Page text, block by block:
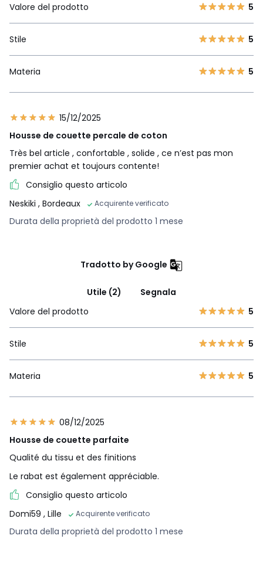
Valore del prodotto
5
Stile 5
Materia 5
15/12/2025
Housse de couette percale de coton
Très bel article , confortable , solide , ce n’est pas mon
premier achat et toujours contente!
Consiglio questo articolo
Neskiki , Bordeaux Acquirente verificato
Durata della proprietà del prodotto 1 mese
Tradotto by Google
Utile (2)
Segnala
Valore del prodotto
5
Stile 5
Materia 5
08/12/2025
Housse de couette parfaite
Qualité du tissu et des finitions
Le rabat est également appréciable.
Consiglio questo articolo
Domi59 , Lille Acquirente verificato
Durata della proprietà del prodotto 1 mese